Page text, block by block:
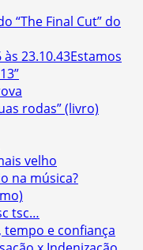
“The Final Cut” do
Estamos
rodas” (livro)
velho
na música?
tsc…
tempo e confiança